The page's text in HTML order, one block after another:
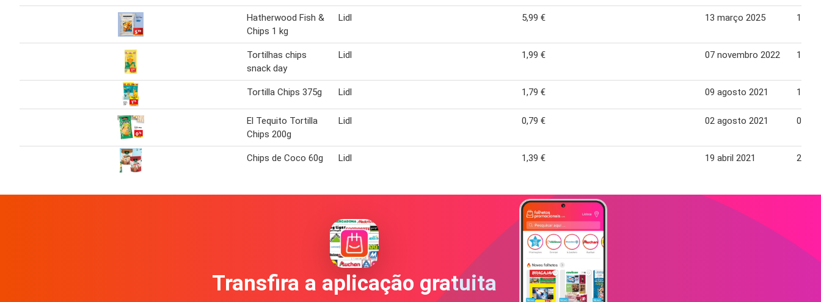
Hatherwood Fish &
Chips 1 kg
Lidl 5,99 € 13 março 2025 19
Tortilhas chips
snack day
Lidl 1,99 € 07 novembro 2022 13
Tortilla Chips 375g Lidl 1,79 € 09 agosto 2021 15
El Tequito Tortilla
Chips 200g
Lidl 0,79 € 02 agosto 2021 08
Chips de Coco 60g Lidl 1,39 € 19 abril 2021 25
Transfira a aplicação gratuita